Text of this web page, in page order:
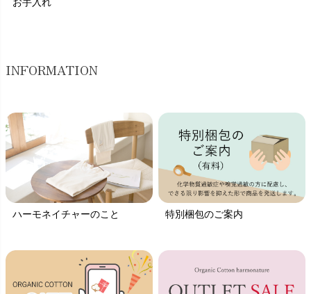
INFORMATION
ハーモネイチャーのこと 特別梱包のご案内